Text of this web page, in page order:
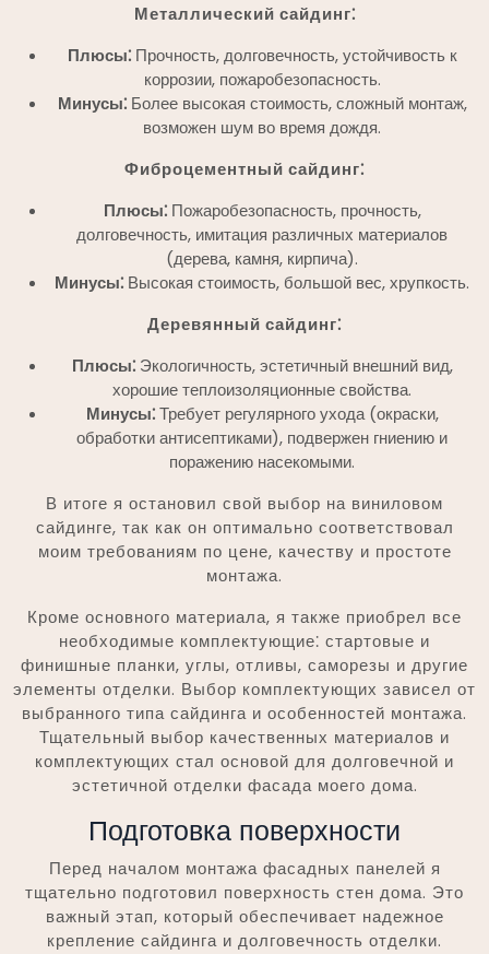
Металлический сайдинг⁚
Плюсы⁚Прочность, долговечность, устойчивость к
коррозии, пожаробезопасность.
Минусы⁚Более высокая стоимость, сложный монтаж,
возможен шум во время дождя.
Фиброцементный сайдинг⁚
Плюсы⁚Пожаробезопасность, прочность,
долговечность, имитация различных материалов
(дерева, камня, кирпича).
Минусы⁚ Высокая стоимость, большой вес, хрупкость.
Деревянный сайдинг⁚
Плюсы⁚Экологичность, эстетичный внешний вид,
хорошие теплоизоляционные свойства.
Минусы⁚Требует регулярного ухода (окраски,
обработки антисептиками), подвержен гниению и
поражению насекомыми.
В итоге я остановил свой выбор на виниловом
сайдинге, так как он оптимально соответствовал
моим требованиям по цене, качеству и простоте
монтажа.
Кроме основного материала, я также приобрел все
необходимые комплектующие⁚ стартовые и
финишные планки, углы, отливы, саморезы и другие
элементы отделки. Выбор комплектующих зависел от
выбранного типа сайдинга и особенностей монтажа.
Тщательный выбор качественных материалов и
комплектующих стал основой для долговечной и
эстетичной отделки фасада моего дома.
Подготовка поверхности
Перед началом монтажа фасадных панелей я
тщательно подготовил поверхность стен дома. Это
важный этап, который обеспечивает надежное
крепление сайдинга и долговечность отделки.